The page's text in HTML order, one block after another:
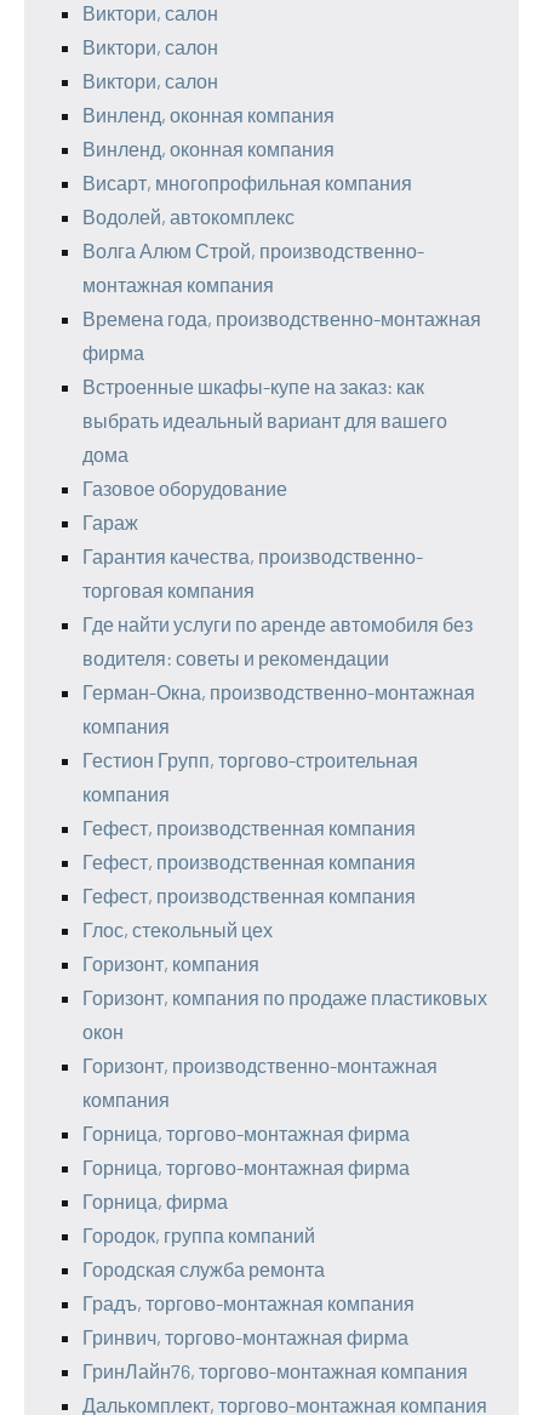
Виктори, салон
Виктори, салон
Виктори, салон
Винленд, оконная компания
Винленд, оконная компания
Висарт, многопрофильная компания
Водолей, автокомплекс
Волга Алюм Строй, производственно-
монтажная компания
Времена года, производственно-монтажная
фирма
Встроенные шкафы-купе на заказ: как
выбрать идеальный вариант для вашего
дома
Газовое оборудование
Гараж
Гарантия качества, производственно-
торговая компания
Где найти услуги по аренде автомобиля без
водителя: советы и рекомендации
Герман-Окна, производственно-монтажная
компания
Гестион Групп, торгово-строительная
компания
Гефест, производственная компания
Гефест, производственная компания
Гефест, производственная компания
Глос, стекольный цех
Горизонт, компания
Горизонт, компания по продаже пластиковых
окон
Горизонт, производственно-монтажная
компания
Горница, торгово-монтажная фирма
Горница, торгово-монтажная фирма
Горница, фирма
Городок, группа компаний
Городская служба ремонта
Градъ, торгово-монтажная компания
Гринвич, торгово-монтажная фирма
ГринЛайн76, торгово-монтажная компания
Далькомплект, торгово-монтажная компания